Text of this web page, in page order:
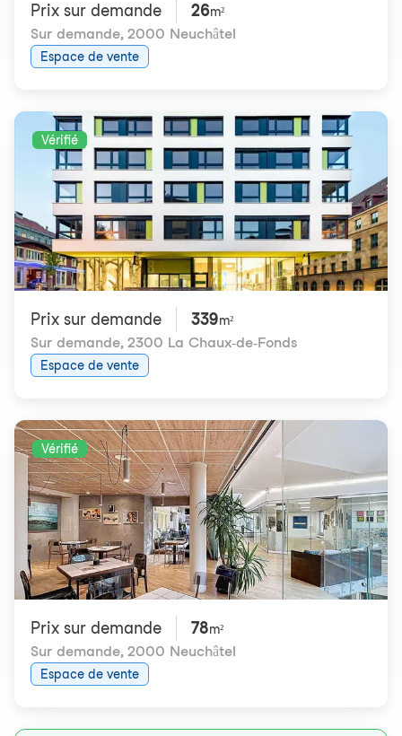
Prix ​​sur demande 26m²
Sur demande, 2000 Neuchâtel
Espace de vente
Vérifié
Prix ​​sur demande 339m²
Sur demande, 2300 La Chaux-de-Fonds
Espace de vente
Vérifié
Prix ​​sur demande 78m²
Sur demande, 2000 Neuchâtel
Espace de vente